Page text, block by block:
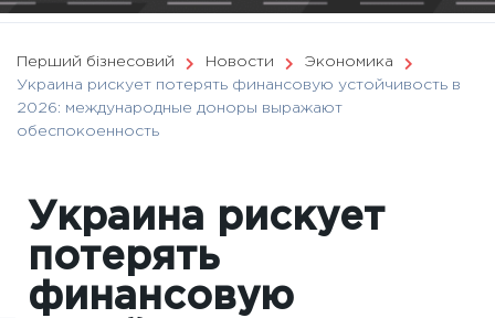
Перший бізнесовий Новости
Экономика
Украина рискует потерять финансовую устойчивость в
2026: международные доноры выражают
обеспокоенность
Украина рискует
потерять
финансовую